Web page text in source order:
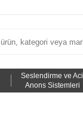
Seslendirme ve Acil
Anons Sistemleri